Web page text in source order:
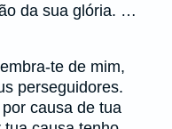
da sua glória. …
te de mim,
perseguidores.
causa de tua